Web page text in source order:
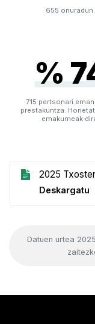
655 onuradun.
%
715 pertsonari
prestakuntza.
emakumeak
2025
Deskargatu
Datuen urtea